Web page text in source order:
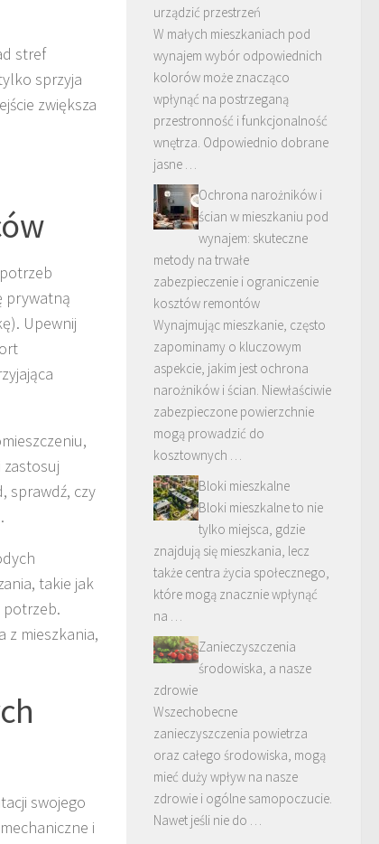
stref
sprzyja
zwiększa
prywatną
Upewnij
sprawdź, czy
takie jak
potrzeb.
z mieszkania,
swojego
i
urządzić przestrzeń
W małych mieszkaniach pod
wynajem wybór odpowiednich
kolorów może znacząco
wpłynąć na postrzeganą
przestronność i funkcjonalność
wnętrza. Odpowiednio dobrane
jasne …
Ochrona narożników i
ścian w mieszkaniu pod
wynajem: skuteczne
metody na trwałe
zabezpieczenie i ograniczenie
kosztów remontów
Wynajmując mieszkanie, często
zapominamy o kluczowym
aspekcie, jakim jest ochrona
narożników i ścian. Niewłaściwie
zabezpieczone powierzchnie
mogą prowadzić do
kosztownych …
Bloki mieszkalne
Bloki mieszkalne to nie
tylko miejsca, gdzie
znajdują się mieszkania, lecz
także centra życia społecznego,
które mogą znacznie wpłynąć
na …
Zanieczyszczenia
środowiska, a nasze
zdrowie
Wszechobecne
zanieczyszczenia powietrza
oraz całego środowiska, mogą
mieć duży wpływ na nasze
zdrowie i ogólne samopoczucie.
Nawet jeśli nie do …